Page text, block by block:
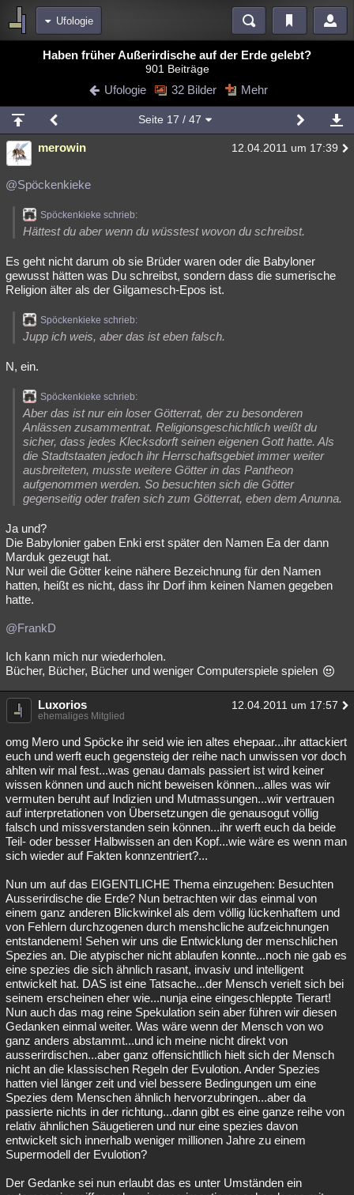
Ufologie
Bereiche
Blogs Videos
Chat Wiki Neuigkeiten
meine Rubriken
Menschen Mystery Kriminalfälle
Spiritualität Verschwörungen
Natur Umfragen Unterhaltung
weitere Rubriken
Philosophie Träume Orte Esoterik Literatur
Astronomie Helpdesk Gruppen Gaming
Musik Clash Verbesserungen
Übersichten
Besucht
Lesenswert Schlüsselwörter
Haben früher Außerirdische auf der Erde gelebt?
901 Beiträge
Ufologie 32 Bilder Mehr
Seite 17 / 47
merowin 12.04.2011 um 17:39
@Spöckenkieke
Spöckenkieke schrieb:
Hättest du aber wenn du wüsstest wovon du schreibst.
Es geht nicht darum ob sie Brüder waren oder die Babyloner
gewusst hätten was Du schreibst, sondern dass die sumerische
Religion älter als der Gilgamesch-Epos ist.
Spöckenkieke schrieb:
Jupp ich weis, aber das ist eben falsch.
N, ein.
Spöckenkieke schrieb:
Aber das ist nur ein loser Götterrat, der zu besonderen
Anlässen zusammentrat. Religionsgeschichtlich weißt du
sicher, dass jedes Klecksdorft seinen eigenen Gott hatte. Als
die Stadtstaaten jedoch ihr Herrschaftsgebiet immer weiter
ausbreiteten, musste weitere Götter in das Pantheon
aufgenommen werden. So besuchten sich die Götter
gegenseitig oder trafen sich zum Götterrat, eben dem Anunna.
Ja und?
Die Babylonier gaben Enki erst später den Namen Ea der dann
Marduk gezeugt hat.
Nur weil die Götter keine nähere Bezeichnung für den Namen
hatten, heißt es nicht, dass ihr Dorf ihm keinen Namen gegeben
hatte.
@FrankD
Ich kann mich nur wiederholen.
Bücher, Bücher, Bücher und weniger Computerspiele spielen
Luxorios 12.04.2011 um 17:57
ehemaliges Mitglied
omg Mero und Spöcke ihr seid wie ien altes ehepaar...ihr attackiert
euch und werft euch gegensteig der reihe nach unwissen vor doch
ahlten wir mal fest...was genau damals passiert ist wird keiner
wissen können und auch nicht beweisen können...alles was wir
vermuten beruht auf Indizien und Mutmassungen...wir vertrauen
auf interpretationen von Übersetzungen die genausogut völlig
falsch und missverstanden sein können...ihr werft euch da beide
Teil- oder besser Halbwissen an den Kopf...wie wäre es wenn man
sich wieder auf Fakten konnzentriert?...
Nun um auf das EIGENTLICHE Thema einzugehen: Besuchten
Ausserirdische die Erde? Nun betrachten wir das einmal von
einem ganz anderen Blickwinkel als dem völlig lückenhaftem und
von Fehlern durchzogenen durch menshcliche aufzeichnungen
entstandenem! Sehen wir uns die Entwicklung der menschlichen
Spezies an. Die atypischer nicht ablaufen konnte...noch nie gab es
eine spezies die sich ähnlich rasant, invasiv und intelligent
entwickelt hat. DAS ist eine Tatsache...der Mensch verielt sich bei
seinem erscheinen eher wie...nunja eine eingeschleppte Tierart!
Nun auch das mag reine Spekulation sein aber führen wir diesen
Gedanken einmal weiter. Was wäre wenn der Mensch von wo
ganz anders abstammt...und ich meine nicht direkt von
ausserirdischen...aber ganz offensichtllich hielt sich der Mensch
nicht an die klassischen Regeln der Evulotion. Ander Spezies
hatten viel länger zeit und viel bessere Bedingungen um eine
Spezies dem Menschen ähnlich hervorzubringen...aber da
passierte nichts in der richtung...dann gibt es eine ganze reihe von
relativ ähnlichen Säugetieren und nur eine spezies davon
entwickelt sich innerhalb weniger millionen Jahre zu einem
Supermodell der Evulotion?
Der Gedanke sei nun erlaubt das es unter Umständen ein